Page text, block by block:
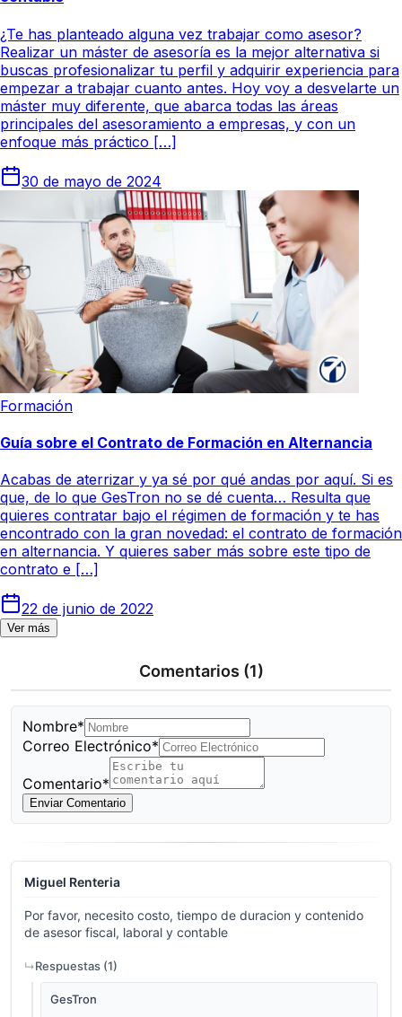
¿Te has planteado alguna vez trabajar como asesor?
Realizar un máster de asesoría es la mejor alternativa si
buscas profesionalizar tu perfil y adquirir experiencia para
empezar a trabajar cuanto antes. Hoy voy a desvelarte un
máster muy diferente, que abarca todas las áreas
principales del asesoramiento a empresas, y con un
enfoque más práctico […]
30 de mayo de 2024
Formación
Guía sobre el Contrato de Formación en Alternancia
Acabas de aterrizar y ya sé por qué andas por aquí. Si es
que, de lo que GesTron no se dé cuenta… Resulta que
quieres contratar bajo el régimen de formación y te has
encontrado con la gran novedad: el contrato de formación
en alternancia. Y quieres saber más sobre este tipo de
contrato e […]
22 de junio de 2022
Ver más
Comentarios (1)
Nombre*
Correo Electrónico*
Comentario*
Enviar Comentario
Miguel Renteria
Por favor, necesito costo, tiempo de duracion y contenido
de asesor fiscal, laboral y contable
Respuestas (1)
GesTron